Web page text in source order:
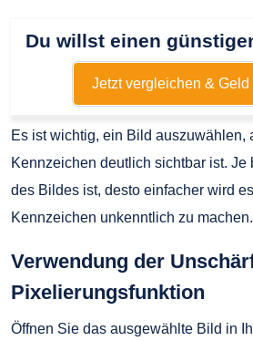
Du willst einen
Jetzt vergleichen & Geld
Es ist wichtig, ein Bild auszuwählen,
Kennzeichen deutlich sichtbar ist. Je
des Bildes ist, desto einfacher wird
Kennzeichen unkenntlich zu machen.
Verwendung der
Pixelierungsfunktion
Öffnen Sie das ausgewählte Bild in